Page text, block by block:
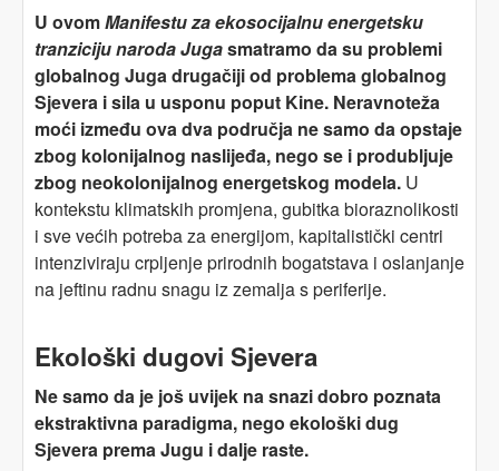
U ovomManifestu za ekosocijalnu energetsku
tranziciju naroda Jugasmatramo da su problemi
globalnog Juga drugačiji od problema globalnog
Sjevera i sila u usponu poput Kine. Neravnoteža
moći između ova dva područja ne samo da opstaje
zbog kolonijalnog naslijeđa, nego se i produbljuje
zbog neokolonijalnog energetskog modela. U
kontekstu klimatskih promjena, gubitka bioraznolikosti
i sve većih potreba za energijom, kapitalistički centri
intenziviraju crpljenje prirodnih bogatstava i oslanjanje
na jeftinu radnu snagu iz zemalja s periferije.
Ekološki dugovi Sjevera
Ne samo da je još uvijek na snazi dobro poznata
ekstraktivna paradigma, nego ekološki dug
Sjevera prema Jugu i dalje raste.